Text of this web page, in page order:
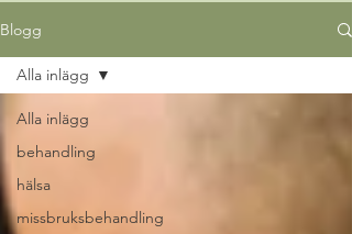
Blogg
Alla inlägg
behandling
hälsa
missbruksbehandling
Alla inlägg